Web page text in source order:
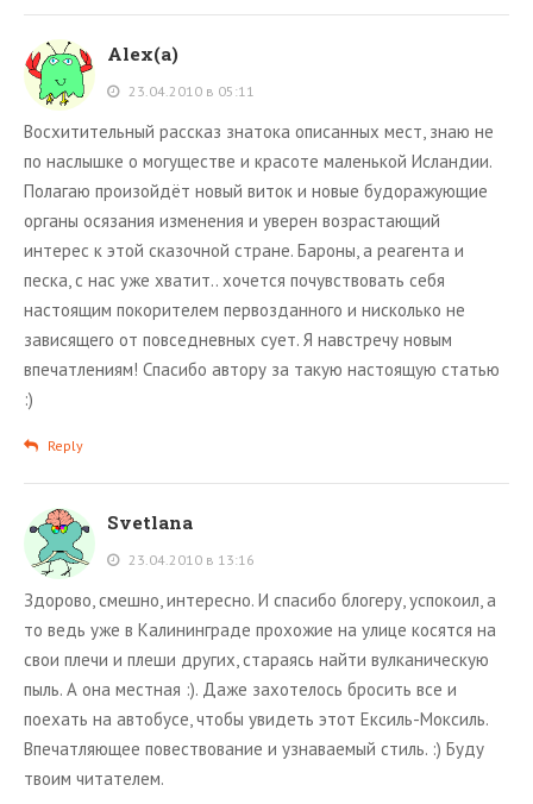
Alex(a)
23.04.2010 в 05:11
Восхитительный рассказ знатока описанных мест, знаю не
по наслышке о могуществе и красоте маленькой Исландии.
Полагаю произойдёт новый виток и новые будоражующие
органы осязания изменения и уверен возрастающий
интерес к этой сказочной стране. Бароны, а реагента и
песка, с нас уже хватит.. хочется почувствовать себя
настоящим покорителем первозданного и нисколько не
зависящего от повседневных сует. Я навстречу новым
впечатлениям! Спасибо автору за такую настоящую статью
:)
Reply
Svetlana
23.04.2010 в 13:16
Здорово, смешно, интересно. И спасибо блогеру, успокоил, а
то ведь уже в Калининграде прохожие на улице косятся на
свои плечи и плеши других, стараясь найти вулканическую
пыль. А она местная :). Даже захотелось бросить все и
поехать на автобусе, чтобы увидеть этот Ексиль-Моксиль.
Впечатляющее повествование и узнаваемый стиль. :) Буду
твоим читателем.